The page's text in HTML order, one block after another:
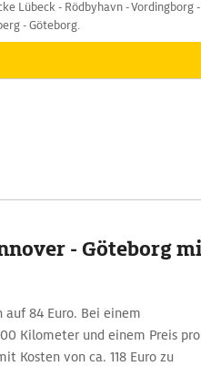
Lübeck - Rödbyhavn - Vordingborg -
- Göteborg.
- Göteborg
84 Euro. Bei einem
Kilometer und einem Preis pro
Kosten von ca. 118 Euro zu